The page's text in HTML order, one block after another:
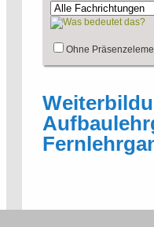
Ohne